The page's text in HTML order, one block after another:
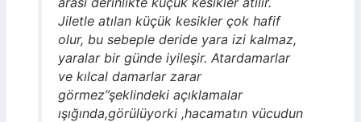
Jiletle atılan küçük kesikler çok hafif
olur, bu sebeple deride yara izi kalmaz,
yaralar bir günde iyileşir. Atardamarlar
ve kılcal damarlar zarar
görmez”şeklindeki açıklamalar
ışığında,görülüyorki ,hacamatın vücudun